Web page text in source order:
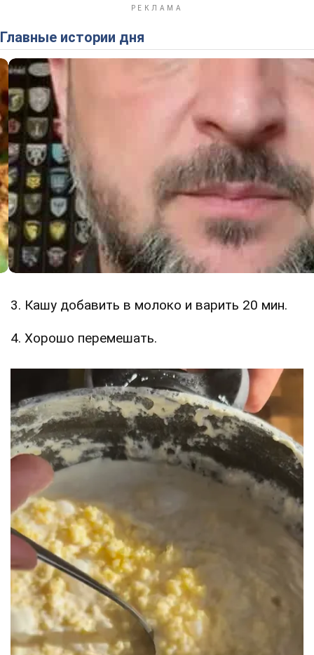
Главные истории дня
3. Кашу добавить в молоко и варить 20 мин.
4. Хорошо перемешать.